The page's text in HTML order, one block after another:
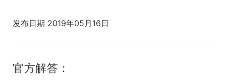
发布日期 2019年05月16日
官方解答：